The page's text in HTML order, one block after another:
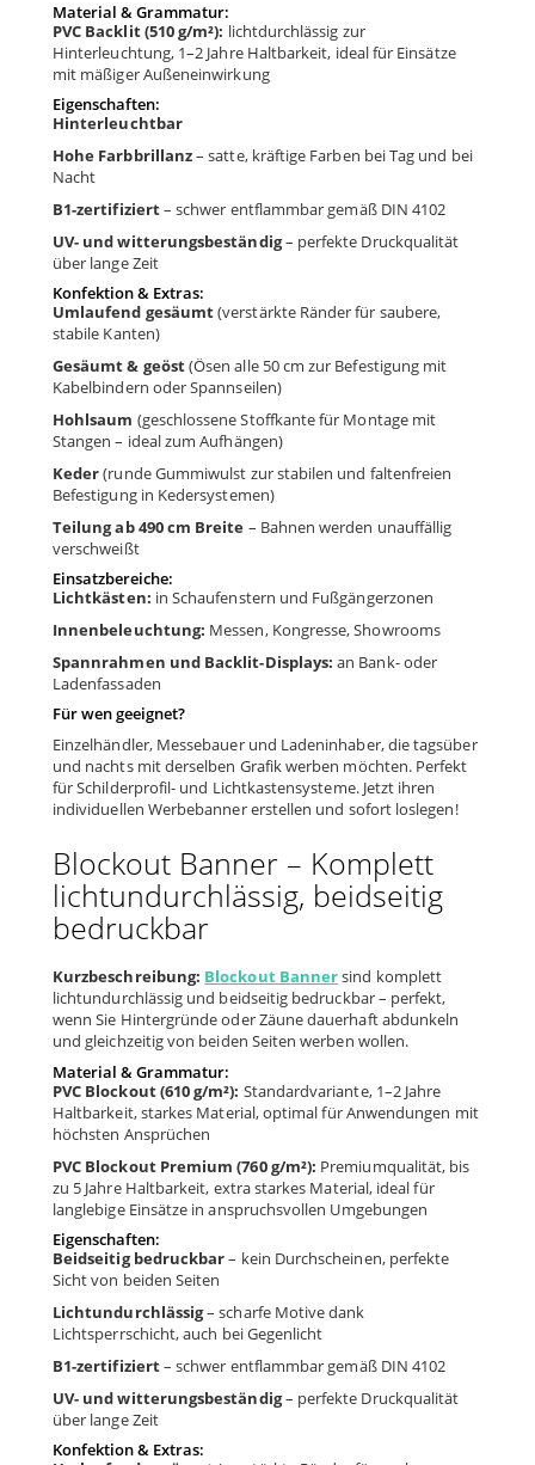
Material & Grammatur:
PVC Backlit (510 g/m²): lichtdurchlässig zur
Hinterleuchtung, 1–2 Jahre Haltbarkeit, ideal für Einsätze
mit mäßiger Außeneinwirkung
Eigenschaften:
Hinterleuchtbar
Hohe Farbbrillanz– satte, kräftige Farben bei Tag und bei
Nacht
B1-zertifiziert– schwer entflammbar gemäß DIN 4102
UV- und witterungsbeständig– perfekte Druckqualität
über lange Zeit
Konfektion & Extras:
Umlaufend gesäumt(verstärkte Ränder für saubere,
stabile Kanten)
Gesäumt & geöst(Ösen alle 50 cm zur Befestigung mit
Kabelbindern oder Spannseilen)
Hohlsaum (geschlossene Stoffkante für Montage mit
Stangen – ideal zum Aufhängen)
Keder(runde Gummiwulst zur stabilen und faltenfreien
Befestigung in Kedersystemen)
Teilung ab 490 cm Breite – Bahnen werden unauffällig
verschweißt
Einsatzbereiche:
Lichtkästen: in Schaufenstern und Fußgängerzonen
Innenbeleuchtung: Messen, Kongresse, Showrooms
Spannrahmen und Backlit-Displays: an Bank- oder
Ladenfassaden
Für wen geeignet?
Einzelhändler, Messebauer und Ladeninhaber, die tagsüber
und nachts mit derselben Grafik werben möchten. Perfekt
für Schilderprofil- und Lichtkastensysteme. Jetzt ihren
individuellen Werbebanner erstellen und sofort loslegen!
Blockout Banner – Komplett
lichtundurchlässig, beidseitig
bedruckbar
Kurzbeschreibung: Blockout Bannersind komplett
lichtundurchlässig und beidseitig bedruckbar – perfekt,
wenn Sie Hintergründe oder Zäune dauerhaft abdunkeln
und gleichzeitig von beiden Seiten werben wollen.
Material & Grammatur:
PVC Blockout (610 g/m²): Standardvariante, 1–2 Jahre
Haltbarkeit, starkes Material, optimal für Anwendungen mit
höchsten Ansprüchen
PVC Blockout Premium (760 g/m²): Premiumqualität, bis
zu 5 Jahre Haltbarkeit, extra starkes Material, ideal für
langlebige Einsätze in anspruchsvollen Umgebungen
Eigenschaften:
Beidseitig bedruckbar– kein Durchscheinen, perfekte
Sicht von beiden Seiten
Lichtundurchlässig– scharfe Motive dank
Lichtsperrschicht, auch bei Gegenlicht
B1-zertifiziert– schwer entflammbar gemäß DIN 4102
UV- und witterungsbeständig– perfekte Druckqualität
über lange Zeit
Konfektion & Extras: